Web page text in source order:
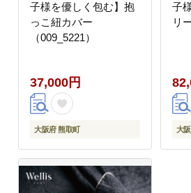
子様を優しく包む】抱
っこ紐カバー
（009_5221）
37,000円
大阪府 熊取町
子
リ
大